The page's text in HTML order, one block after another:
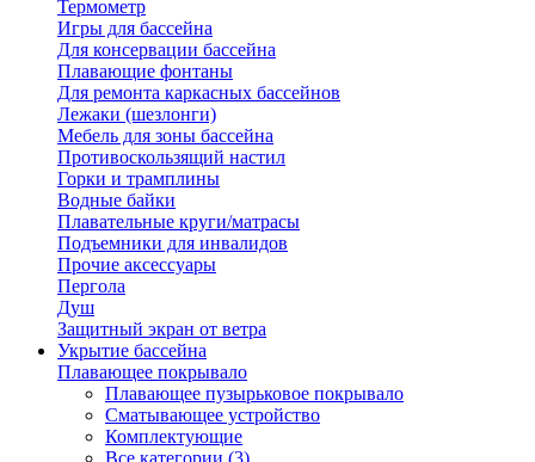
Термометр
Игры для бассейна
Для консервации бассейна
Плавающие фонтаны
Для ремонта каркасных бассейнов
Лежаки (шезлонги)
Мебель для зоны бассейна
Противоскользящий настил
Горки и трамплины
Водные байки
Плавательные круги/матрасы
Подъемники для инвалидов
Прочие аксессуары
Пергола
Душ
Защитный экран от ветра
Укрытие бассейна
Плавающее покрывало
Плавающее пузырьковое покрывало
Сматывающее устройство
Комплектующие
Все категории (3)